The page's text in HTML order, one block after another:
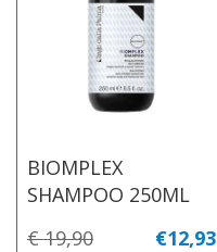
BIOMPLEX
SHAMPOO 250ML
€ 19,90 €12,93